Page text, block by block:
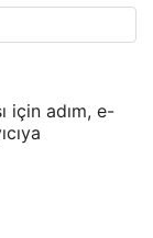
için adım, e-